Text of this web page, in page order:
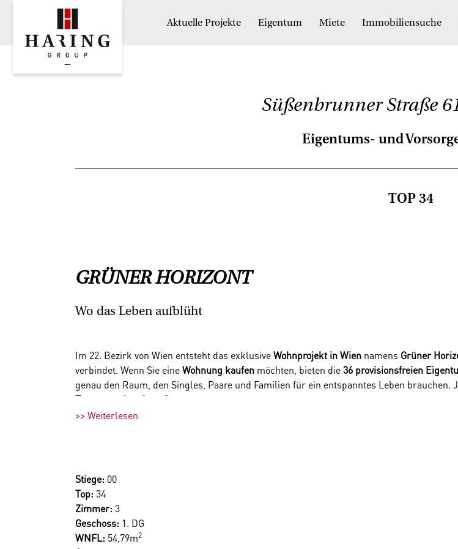
Aktuelle Projekte Eigentum Miete Immobiliensuche
Süßenbrunner Straße
Eigentums- und
TOP 34
GRÜNER HORIZONT
Wo das Leben aufblüht
Im 22. Bezirk von Wien entsteht das exklusiveWohnprojekt in Wien namens Grüner
verbindet. Wenn Sie eineWohnung kaufen möchten, bieten die36 provisionsfreien
genau den Raum, den Singles, Paare und Familien für ein entspanntes Leben brauchen.
Terrasse oder einen Garten
Für zusätzlichen Komfort stehen
Besonders hervorzuheben ist die Lage: Der Grüne Horizont liegt dort, wo sich Stadt
Hirschstettner Badeteich
Anbindung dafür, dass das urbane Leben jederzeit bequem erreichbar bleibt.
>> Weiterlesen
Stiege: 00
Top: 34
Zimmer: 3
Geschoss: 1. DG
WNFL: 54,79m2